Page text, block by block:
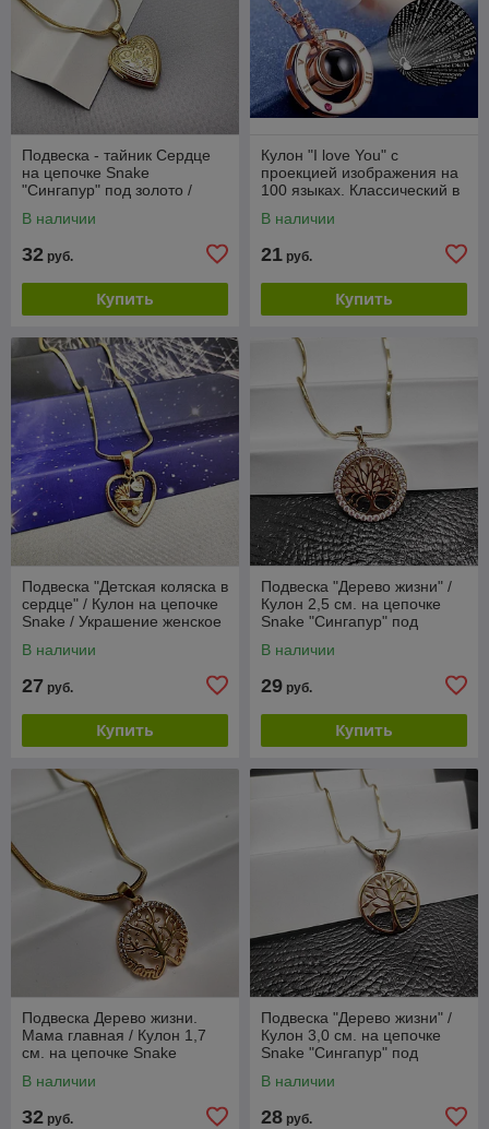
Подвеска - тайник Сердце
на цепочке Snake
"Сингапур" под золото /
В наличии
32 руб.
Купить
Кулон "I love You" с
проекцией изображения на
100 языках. Классический в
В наличии
21 руб.
Купить
Подвеска "Детская коляска в
сердце" / Кулон на цепочке
Snake / Украшение женское
В наличии
27 руб.
Купить
Подвеска "Дерево жизни" /
Кулон 2,5 см. на цепочке
Snake "Сингапур" под
на шею в
В наличии
29 руб.
Купить
Подвеска Дерево жизни.
Мама главная / Кулон 1,7
см. на цепочке Snake
Украшение женское
В наличии
32 руб.
Подвеска "Дерево жизни" /
Кулон 3,0 см. на цепочке
Snake "Сингапур" под
на шею
В наличии
28 руб.